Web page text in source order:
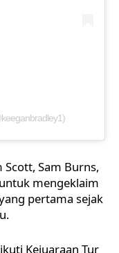
Sam Burns,
mengeklaim
pertama sejak
Kejuaraan Tur